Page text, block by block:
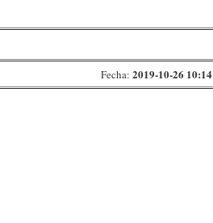
Fecha: 2019-10-26 10:14